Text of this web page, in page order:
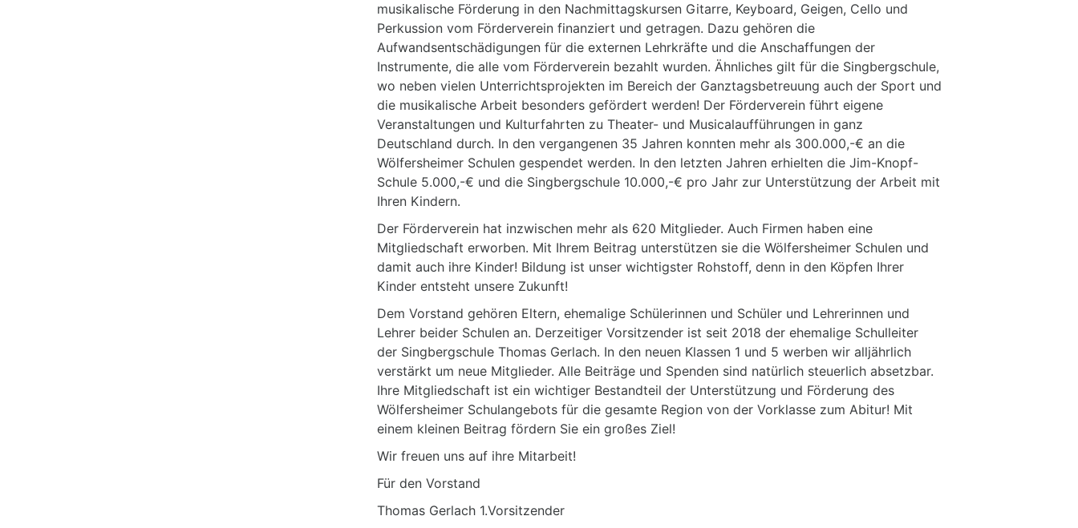
musikalische Förderung in den Nachmittagskursen Gitarre, Keyboard, Geigen, Cello und
Perkussion vom Förderverein finanziert und getragen. Dazu gehören die
Aufwandsentschädigungen für die externen Lehrkräfte und die Anschaffungen der
Instrumente, die alle vom Förderverein bezahlt wurden. Ähnliches gilt für die Singbergschule,
wo neben vielen Unterrichtsprojekten im Bereich der Ganztagsbetreuung auch der Sport und
die musikalische Arbeit besonders gefördert werden! Der Förderverein führt eigene
Veranstaltungen und Kulturfahrten zu Theater- und Musicalaufführungen in ganz
Deutschland durch. In den vergangenen 35 Jahren konnten mehr als 300.000,-€ an die
Wölfersheimer Schulen gespendet werden. In den letzten Jahren erhielten die Jim-Knopf-
Schule 5.000,-€ und die Singbergschule 10.000,-€ pro Jahr zur Unterstützung der Arbeit mit
Ihren Kindern.
Der Förderverein hat inzwischen mehr als 620 Mitglieder. Auch Firmen haben eine
Mitgliedschaft erworben. Mit Ihrem Beitrag unterstützen sie die Wölfersheimer Schulen und
damit auch ihre Kinder! Bildung ist unser wichtigster Rohstoff, denn in den Köpfen Ihrer
Kinder entsteht unsere Zukunft!
Dem Vorstand gehören Eltern, ehemalige Schülerinnen und Schüler und Lehrerinnen und
Lehrer beider Schulen an. Derzeitiger Vorsitzender ist seit 2018 der ehemalige Schulleiter
der Singbergschule Thomas Gerlach. In den neuen Klassen 1 und 5 werben wir alljährlich
verstärkt um neue Mitglieder. Alle Beiträge und Spenden sind natürlich steuerlich absetzbar.
Ihre Mitgliedschaft ist ein wichtiger Bestandteil der Unterstützung und Förderung des
Wölfersheimer Schulangebots für die gesamte Region von der Vorklasse zum Abitur! Mit
einem kleinen Beitrag fördern Sie ein großes Ziel!
Wir freuen uns auf ihre Mitarbeit!
Für den Vorstand
Thomas Gerlach 1.Vorsitzender